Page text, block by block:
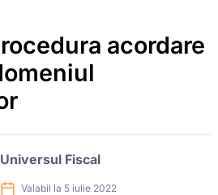
acordare
Universul Fiscal
Valabil la 5 iulie 2022